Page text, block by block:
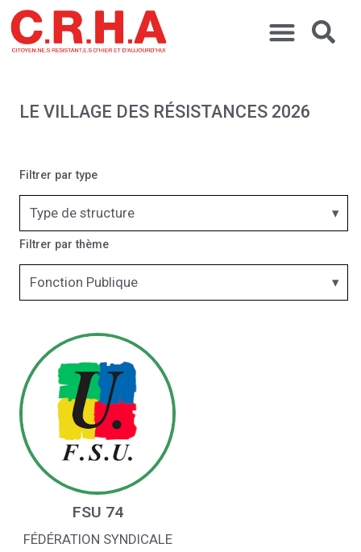
LE VILLAGE DES RÉSISTANCES 2026
Filtrer par type
Type de structure
Filtrer par thème
Fonction Publique
FSU 74
FÉDÉRATION SYNDICALE